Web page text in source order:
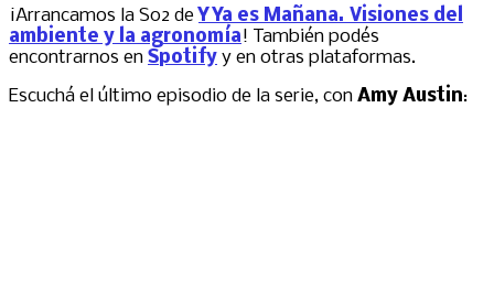
¡Arrancamos la S02 deY Ya es Mañana. Visiones del
ambiente y la agronomía! También podés
encontrarnos en Spotify y en otras plataformas.
Escuchá el último episodio de la serie, con Amy Austin: